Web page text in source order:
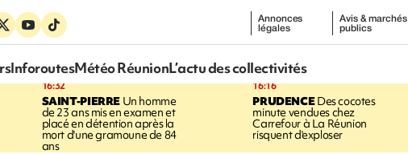
Annonces
légales
Avis & marchés
publics
InforoutesMétéo RéunionL’actu des collectivités
16:32
SAINT-PIERREUn homme
de 23 ans mis en examen et
placé en détention après la
mort d'une gramoune de 84
ans
16:16
PRUDENCEDes cocotes
minute vendues chez
Carrefour à La Réunion
risquent d'exploser